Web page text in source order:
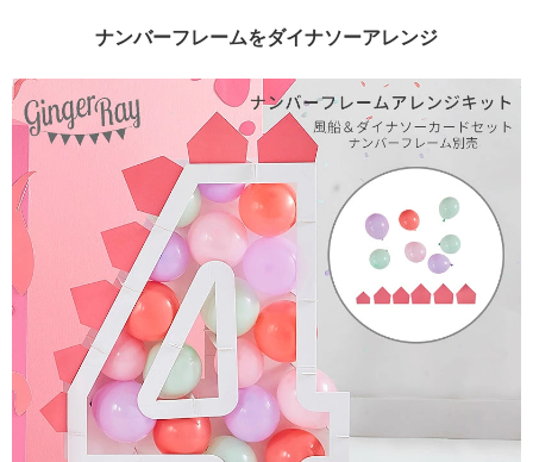
ナンバーフレームをダイナソーアレンジ